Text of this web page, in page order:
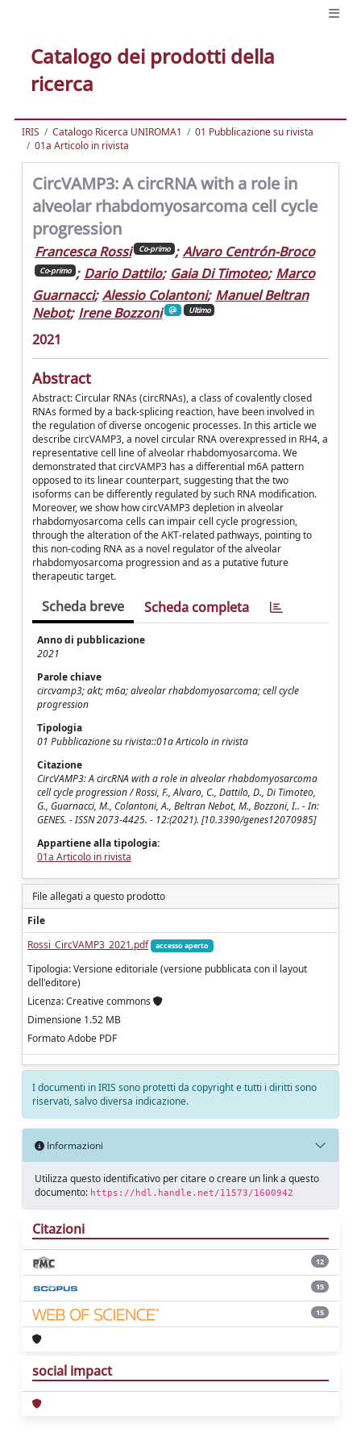
Catalogo dei prodotti della
ricerca
IRIS Catalogo Ricerca UNIROMA1
01 Pubblicazione su rivista
01a Articolo in rivista
CircVAMP3: A circRNA with a role in
alveolar rhabdomyosarcoma cell cycle
progression
Francesca Rossi Co-primo ; Alvaro Centrón-Broco
Co-primo ; Dario Dattilo; Gaia Di Timoteo; Marco
Guarnacci; Alessio Colantoni; Manuel Beltran
Nebot; Irene Bozzoni Ultimo
2021
Abstract
Abstract: Circular RNAs (circRNAs), a class of covalently closed
RNAs formed by a back-splicing reaction, have been involved in
the regulation of diverse oncogenic processes. In this article we
describe circVAMP3, a novel circular RNA overexpressed in RH4, a
representative cell line of alveolar rhabdomyosarcoma. We
demonstrated that circVAMP3 has a differential m6A pattern
opposed to its linear counterpart, suggesting that the two
isoforms can be differently regulated by such RNA modification.
Moreover, we show how circVAMP3 depletion in alveolar
rhabdomyosarcoma cells can impair cell cycle progression,
through the alteration of the AKT-related pathways, pointing to
this non-coding RNA as a novel regulator of the alveolar
rhabdomyosarcoma progression and as a putative future
therapeutic target.
Scheda breve Scheda completa
Anno di pubblicazione
2021
Parole chiave
circvamp3; akt; m6a; alveolar rhabdomyosarcoma; cell cycle
progression
Tipologia
01 Pubblicazione su rivista::01a Articolo in rivista
Citazione
CircVAMP3: A circRNA with a role in alveolar rhabdomyosarcoma
cell cycle progression / Rossi, F., Alvaro, C., Dattilo, D., Di Timoteo,
G., Guarnacci, M., Colantoni, A., Beltran Nebot, M., Bozzoni, I.. - In:
GENES. - ISSN 2073-4425. - 12:(2021). [10.3390/genes12070985]
Appartiene alla tipologia:
01a Articolo in rivista
File allegati a questo prodotto
File
Rossi_CircVAMP3_2021.pdf
accesso aperto
Tipologia: Versione editoriale (versione pubblicata con il layout
dell'editore)
Licenza: Creative commons
Dimensione 1.52 MB
Formato Adobe PDF
I documenti in IRIS sono protetti da copyright e tutti i diritti sono
riservati, salvo diversa indicazione.
Informazioni
Utilizza questo identificativo per citare o creare un link a questo
documento: https://hdl.handle.net/11573/1600942
Citazioni
12
15
15
social impact